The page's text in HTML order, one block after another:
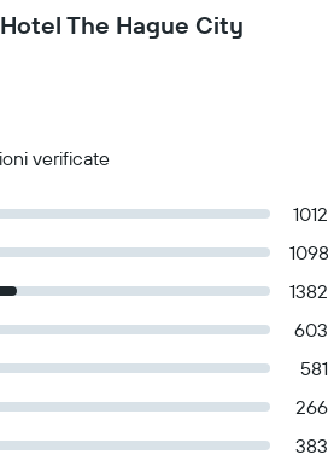
The Hague City
verificate
1012
1098
1382
603
581
266
383